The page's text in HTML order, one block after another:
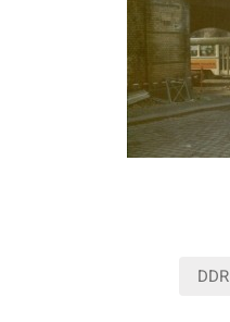
DDR